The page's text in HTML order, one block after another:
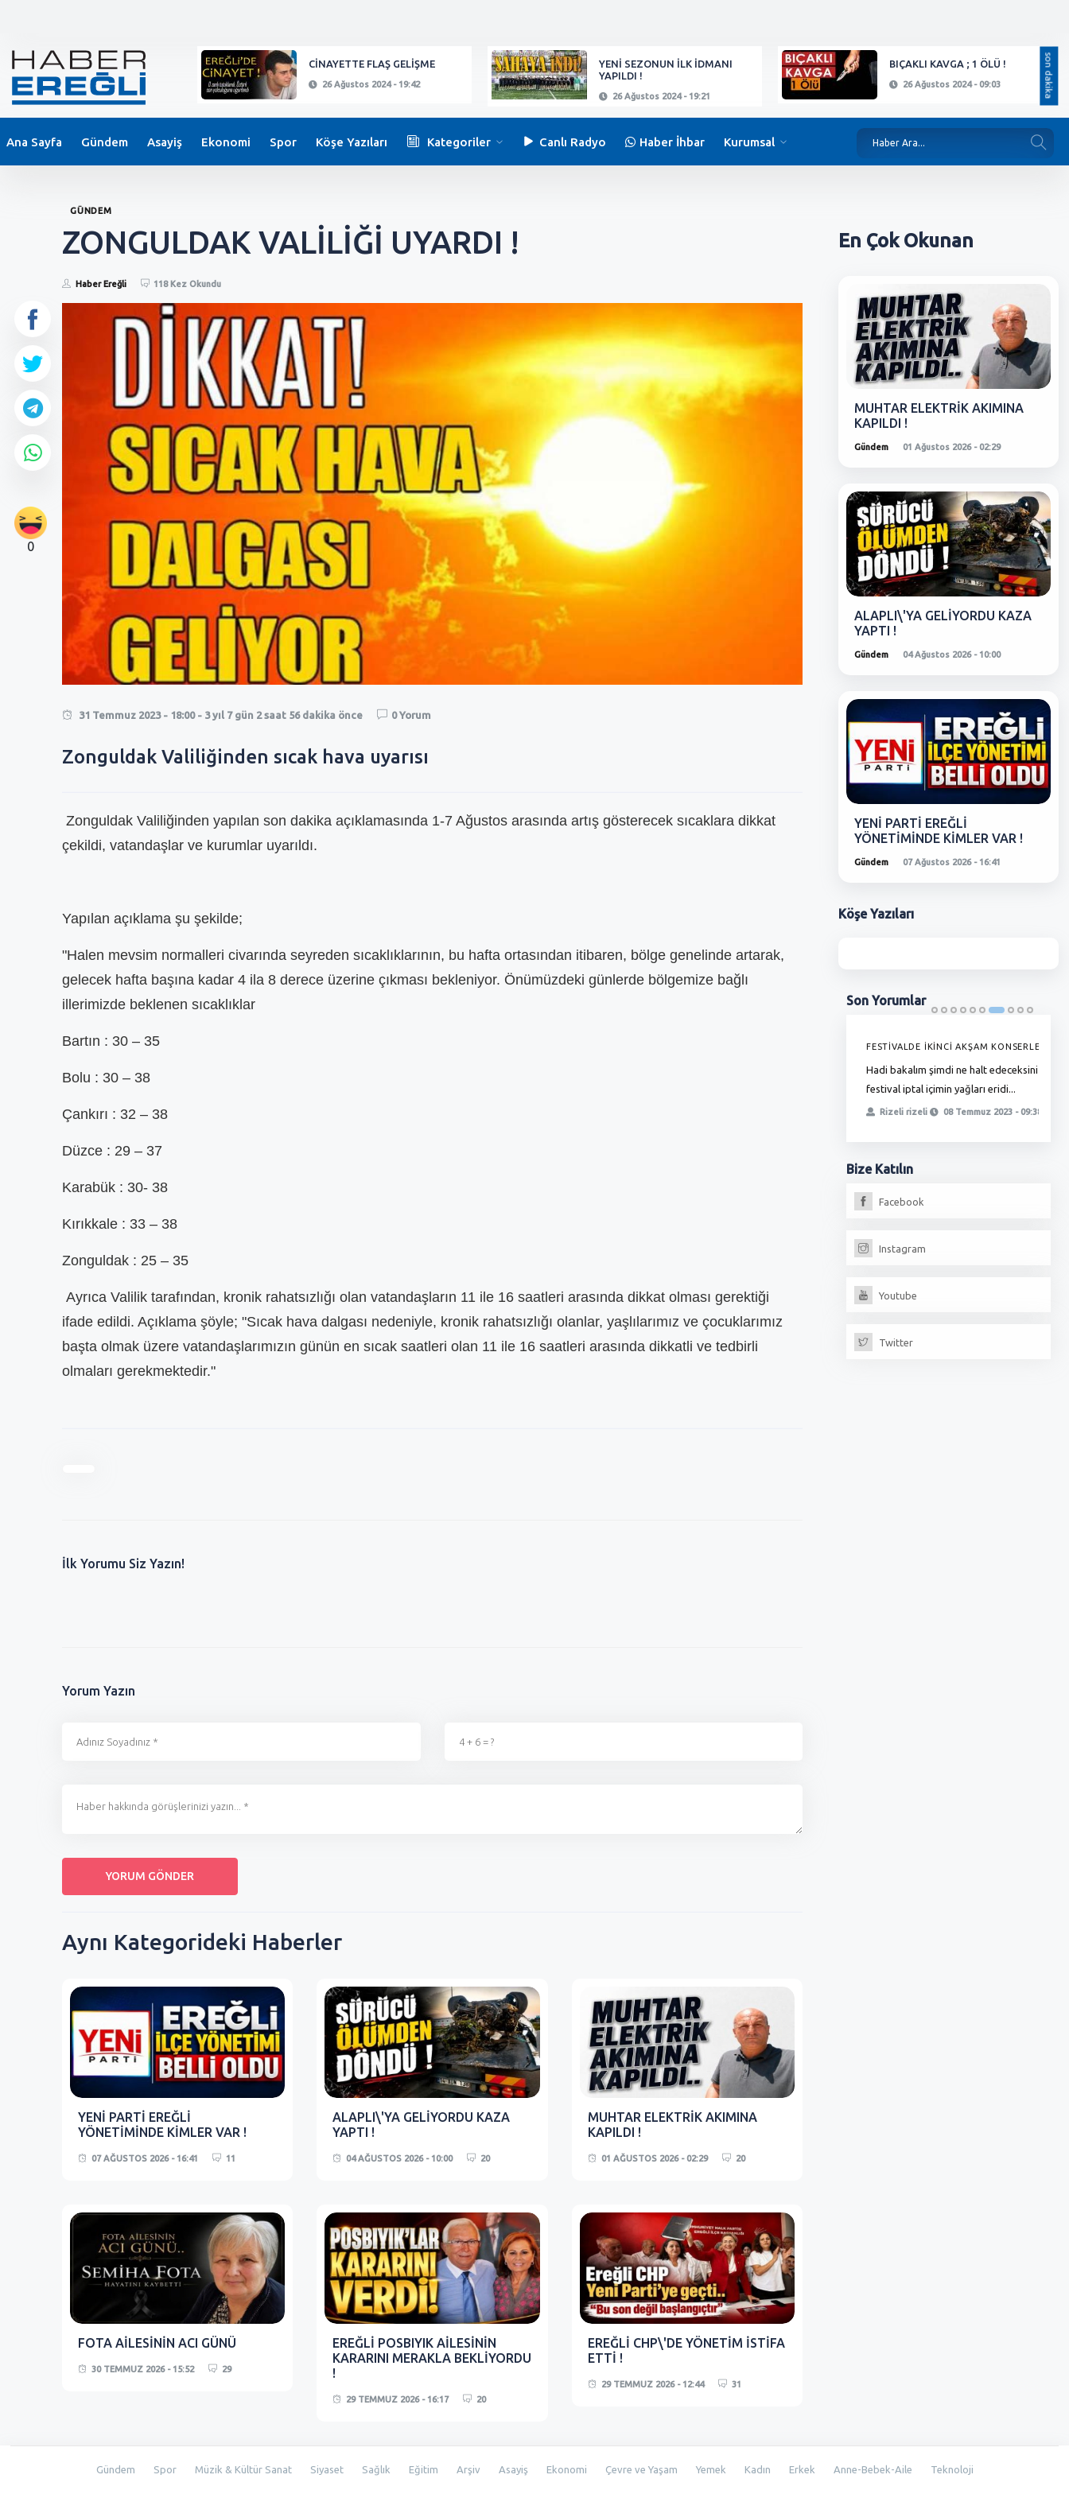
KEPEZ'DE BIÇAKLI SALDIRI !
26 Ağustos 2024 - 21:11
CİNAYETTE FLAŞ GELİŞME
26 Ağustos 2024 - 19:42
YENİ SEZONUN İLK İDMANI
YAPILDI !
26 Ağustos 2024 - 19:21
BIÇAKLI KAVGA ; 1 ÖLÜ !
26 Ağustos 2024 - 09:03 son dakika
Ana Sayfa Gündem Asayiş Ekonomi Spor Köşe Yazıları Kategoriler Canlı Radyo Haber İhbar Kurumsal
0
GÜNDEM
ZONGULDAK VALİLİĞİ UYARDI !
Haber Ereğli 118 Kez Okundu
31 Temmuz 2023 - 18:00 - 3 yıl 7 gün 2 saat 56 dakika önce 0 Yorum
Zonguldak Valiliğinden sıcak hava uyarısı
Zonguldak Valiliğinden yapılan son dakika açıklamasında 1-7 Ağustos arasında artış gösterecek sıcaklara dikkat
çekildi, vatandaşlar ve kurumlar uyarıldı.
Yapılan açıklama şu şekilde;
"Halen mevsim normalleri civarında seyreden sıcaklıklarının, bu hafta ortasından itibaren, bölge genelinde artarak,
gelecek hafta başına kadar 4 ila 8 derece üzerine çıkması bekleniyor. Önümüzdeki günlerde bölgemize bağlı
illerimizde beklenen sıcaklıklar
Bartın : 30 – 35
Bolu : 30 – 38
Çankırı : 32 – 38
Düzce : 29 – 37
Karabük : 30- 38
Kırıkkale : 33 – 38
Zonguldak : 25 – 35
Ayrıca Valilik tarafından, kronik rahatsızlığı olan vatandaşların 11 ile 16 saatleri arasında dikkat olması gerektiği
ifade edildi. Açıklama şöyle; "Sıcak hava dalgası nedeniyle, kronik rahatsızlığı olanlar, yaşlılarımız ve çocuklarımız
başta olmak üzere vatandaşlarımızın günün en sıcak saatleri olan 11 ile 16 saatleri arasında dikkatli ve tedbirli
olmaları gerekmektedir."
İlk Yorumu Siz Yazın!
Yorum Yazın
Aynı Kategorideki Haberler
YENİ PARTİ EREĞLİ
YÖNETİMİNDE KİMLER VAR !
07 AĞUSTOS 2026 - 16:41 11
ALAPLI\'YA GELİYORDU KAZA
YAPTI !
04 AĞUSTOS 2026 - 10:00 20
MUHTAR ELEKTRİK AKIMINA
KAPILDI !
01 AĞUSTOS 2026 - 02:29 20
FOTA AİLESİNİN ACI GÜNÜ
30 TEMMUZ 2026 - 15:52 29
EREĞLİ POSBIYIK AİLESİNİN
KARARINI MERAKLA BEKLİYORDU
!
29 TEMMUZ 2026 - 16:17 20
EREĞLİ CHP\'DE YÖNETİM İSTİFA
ETTİ !
29 TEMMUZ 2026 - 12:44 31
En ÇokOkunan
MUHTAR ELEKTRİK AKIMINA
KAPILDI !
Gündem 01 Ağustos 2026 - 02:29
ALAPLI\'YA GELİYORDU KAZA
YAPTI !
Gündem 04 Ağustos 2026 - 10:00
YENİ PARTİ EREĞLİ
YÖNETİMİNDE KİMLER VAR !
Gündem 07 Ağustos 2026 - 16:41
KöşeYazıları
Son Yorumlar
bekirlenirken
EREĞLİ\'DE KISA MESAFE 100 TL !
En son ağustos ayında 60 tl olmuş kısa
Zaten acil durum olmayınc...
FESTİVALDE İKİNCİ AKŞAM KONSERLERİ
Hadi bakalım şimdi ne halt edeceksiniz
festival iptal içimin yağları eridi...
Rizeli rizeli 08 Temmuz 2023 - 09:38
Bize Katılın
Facebook
Instagram
Youtube
Twitter
Gündem Spor Müzik & Kültür Sanat Siyaset Sağlık Eğitim Arşiv Asayiş Ekonomi Çevre ve Yaşam Yemek Kadın Erkek Anne-Bebek-Aile Teknoloji